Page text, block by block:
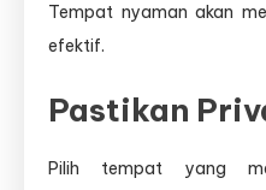
Tempat nyaman akan
efektif.
Pastikan
Pilih tempat yang